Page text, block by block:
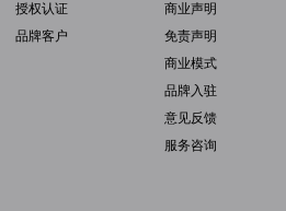
授权认证
品牌客户
商业声明
免责声明
商业模式
品牌入驻
意见反馈
服务咨询